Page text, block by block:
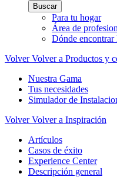
Buscar
Para tu hogar
Área de
Dónde
Volver Volver a Productos y
Nuestra Gama
Tus necesidades
Simulador de
Volver Volver a Inspiración
Artículos
Casos de éxito
Experience Center
Descripción general